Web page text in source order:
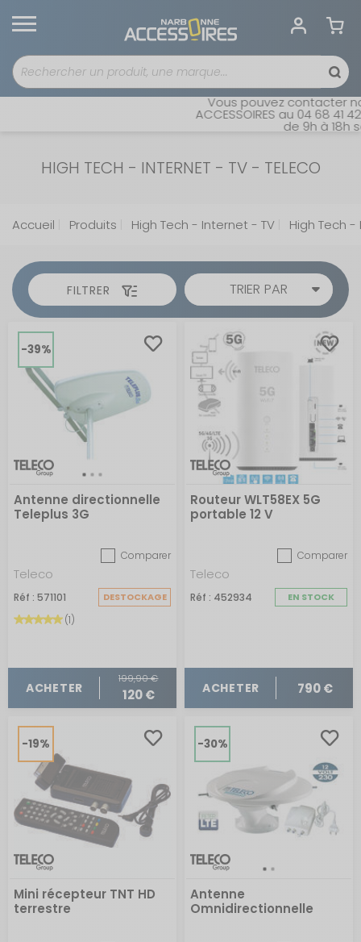
Vous pouvez contacter notre
ACCESSOIRES au 04 68 41
de 9h à 18h
HIGH TECH - INTERNET - TV - TELECO
Accueil Produits High Tech - Internet - TV High Tech
FILTRER TRIER PAR
-39%
Antenne directionnelle
Teleplus 3G
Comparer
Teleco
Réf : 571101 DESTOCKAGE
(1)
ACHETER
199,90 €
120 €
Routeur WLT58EX 5G
portable 12 V
Comparer
Teleco
Réf : 452934 EN STOCK
ACHETER 790 €
-19%
Mini récepteur TNT HD
terrestre
-30%
Antenne
Omnidirectionnelle